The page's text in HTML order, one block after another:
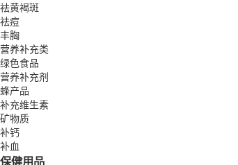
祛黄褐斑
祛痘
丰胸
营养补充类
绿色食品
营养补充剂
蜂产品
补充维生素
矿物质
补钙
补血
保健用品